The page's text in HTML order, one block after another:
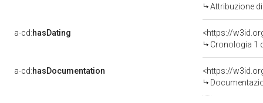
Attribuzione
a-cd:hasDating
<https://
Cronologia 1
a-cd:hasDocumentation